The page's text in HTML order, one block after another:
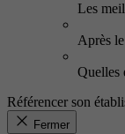
Les
Après
Quelles
Référencer son
Fermer